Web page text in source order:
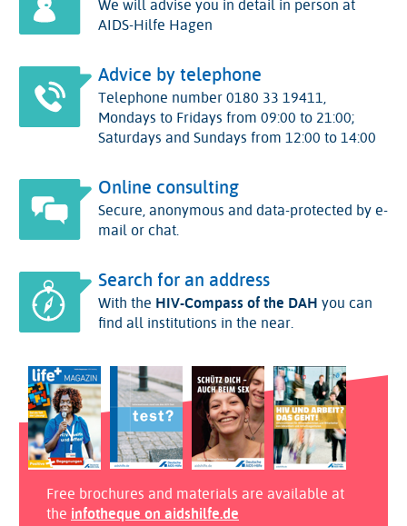
We will advise you in detail in person at
AIDS-Hilfe Hagen
Advice by telephone
Telephone number 0180 33 19411,
Mondays to Fridays from 09:00 to 21:00;
Saturdays and Sundays from 12:00 to 14:00
Online consulting
Secure, anonymous and data-protected by e-
mail or chat.
Search for an address
With the HIV-Compass of the DAH you can
find all institutions in the near.
Free brochures and materials are available at
the infotheque on aidshilfe.de